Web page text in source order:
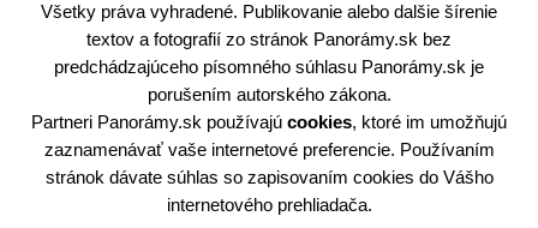
Všetky práva vyhradené. Publikovanie alebo dalšie šírenie
textov a fotografií zo stránok Panorámy.sk bez
predchádzajúceho písomného súhlasu Panorámy.sk je
porušením autorského zákona.
Partneri Panorámy.sk používajú cookies, ktoré im umožňujú
zaznamenávať vaše internetové preferencie. Používaním
stránok dávate súhlas so zapisovaním cookies do Vášho
internetového prehliadača.